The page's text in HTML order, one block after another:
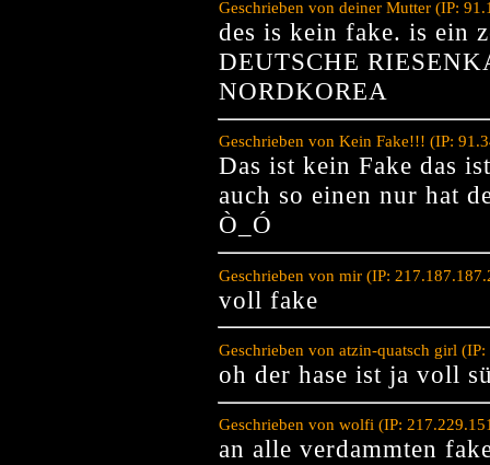
Geschrieben von deiner Mutter (IP:
des is kein fake. is ein
DEUTSCHE
NORDKOREA
Geschrieben von Kein Fake!!! (IP:
Das ist kein Fake das
auch so einen nur hat
Ò_Ó
Geschrieben von mir (IP:
voll fake
Geschrieben von atzin-quatsch girl
oh der hase ist ja voll
Geschrieben von wolfi (IP:
an alle verdammten